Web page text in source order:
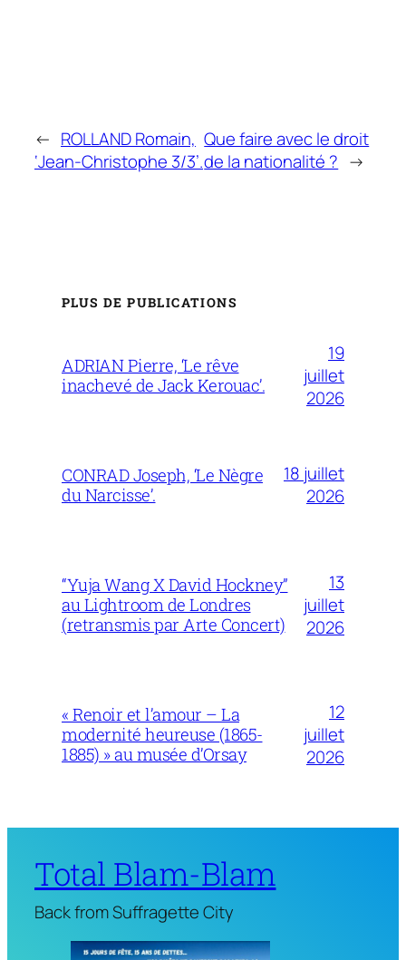
← ROLLAND Romain,
‘Jean-Christophe 3/3’.
Que faire avec le droit
de la nationalité ? →
PLUS DE PUBLICATIONS
ADRIAN Pierre, ‘Le rêve
inachevé de Jack Kerouac’.
19
juillet
2026
CONRAD Joseph, ‘Le Nègre
du Narcisse’.
18 juillet
2026
“Yuja Wang X David Hockney”
au Lightroom de Londres
(retransmis par Arte Concert)
13
juillet
2026
« Renoir et l’amour – La
modernité heureuse (1865-
1885) » au musée d’Orsay
12
juillet
2026
Total Blam-Blam
Back from Suffragette City